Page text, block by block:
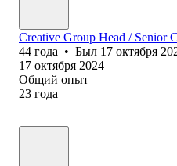
Creative Group Head / Senior
44 года • Был 17 октября
17 октября 2024
Общий опыт
23 года